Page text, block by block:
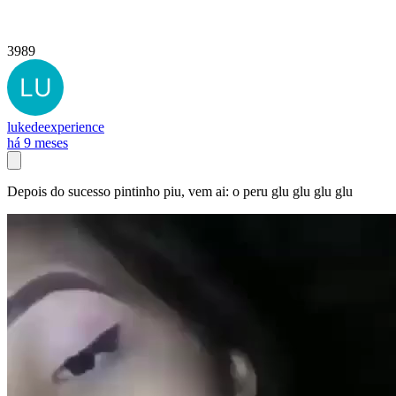
3989
lukedeexperience
há 9 meses
Depois do sucesso pintinho piu, vem ai: o peru glu glu glu glu